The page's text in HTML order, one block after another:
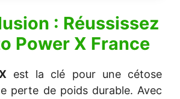
: Réussissez
Power X France
est la clé pour une cétose
perte de poids durable. Avec